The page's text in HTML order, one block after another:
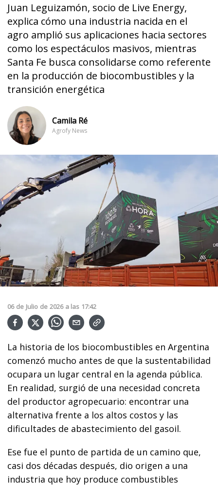
Juan Leguizamón, socio de Live Energy,
explica cómo una industria nacida en el
agro amplió sus aplicaciones hacia sectores
como los espectáculos masivos, mientras
Santa Fe busca consolidarse como referente
en la producción de biocombustibles y la
transición energética
Camila Ré
Agrofy News
06 de Julio de 2026 a las 17:42
La historia de los biocombustibles en Argentina
comenzó mucho antes de que la sustentabilidad
ocupara un lugar central en la agenda pública.
En realidad, surgió de una necesidad concreta
del productor agropecuario: encontrar una
alternativa frente a los altos costos y las
dificultades de abastecimiento del gasoil.
Ese fue el punto de partida de un camino que,
casi dos décadas después, dio origen a una
industria que hoy produce combustibles